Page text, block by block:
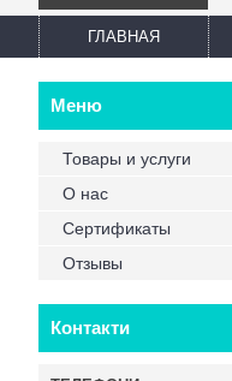
ГЛАВНАЯ
Товары и услуги
О нас
Сертификаты
Отзывы
Контакти